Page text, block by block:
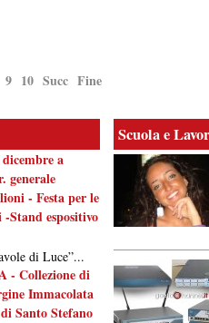
9 10 Succ Fine
a
generale
- Festa per le
Stand espositivo
di Luce”...
- Collezione di
Immacolata
Santo Stefano
Scuola e